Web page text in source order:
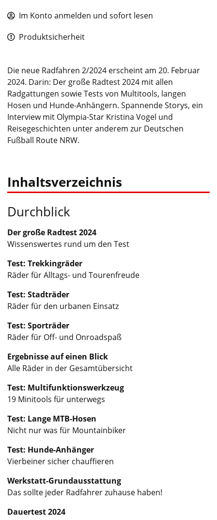
Im Konto anmelden und sofort lesen
Produktsicherheit
Die neue Radfahren 2/2024 erscheint am 20. Februar
2024. Darin: Der große Radtest 2024 mit allen
Radgattungen sowie Tests von Multitools, langen
Hosen und Hunde-Anhängern. Spannende Storys, ein
Interview mit Olympia-Star Kristina Vogel und
Reisegeschichten unter anderem zur Deutschen
Fußball Route NRW.
Inhaltsverzeichnis
Durchblick
Der große Radtest 2024
Wissenswertes rund um den Test
Test: Trekkingräder
Räder für Alltags- und Tourenfreude
Test: Stadträder
Räder für den urbanen Einsatz
Test: Sporträder
Räder für Off- und Onroadspaß
Ergebnisse auf einen Blick
Alle Räder in der Gesamtübersicht
Test: Multifunktionswerkzeug
19 Minitools für unterwegs
Test: Lange MTB-Hosen
Nicht nur was für Mountainbiker
Test: Hunde-Anhänger
Vierbeiner sicher chauffieren
Werkstatt-Grundausstattung
Das sollte jeder Radfahrer zuhause haben!
Dauertest 2024